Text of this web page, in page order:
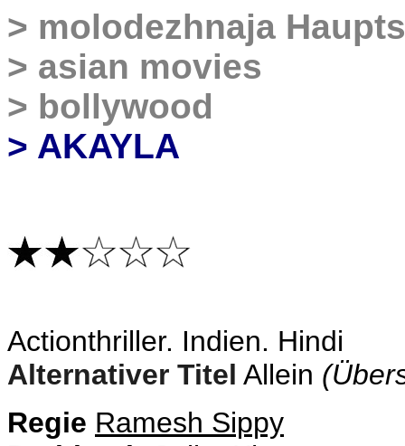
> molodezhnaja
> asian movies
> bollywood
> AKAYLA
Actionthriller. Indien. Hindi
Alternativer Titel Allein
Regie Ramesh Sippy